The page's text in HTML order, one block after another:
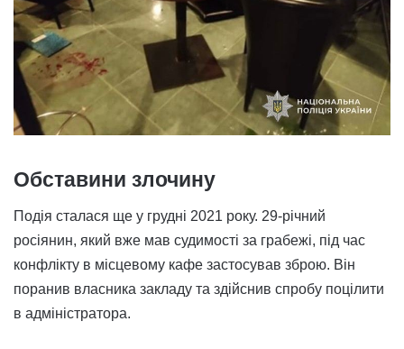
Обставини злочину
Подія сталася ще у грудні 2021 року. 29-річний
росіянин, який вже мав судимості за грабежі, під час
конфлікту в місцевому кафе застосував зброю. Він
поранив власника закладу та здійснив спробу поцілити
в адміністратора.